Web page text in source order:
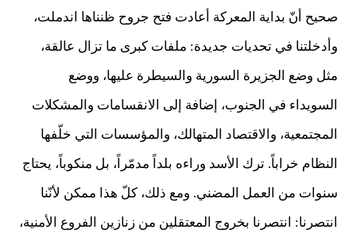
صحيح أنّ بداية المعركة أعادت فتح جروح ظنناها اندملت،
وأدخلتنا في تحديات جديدة: ملفات كبرى ما تزال عالقة،
مثل وضع الجزيرة السورية والسيطرة عليها، ووضع
السويداء في الجنوب، إضافة إلى الانقسامات والمشكلات
المجتمعية، والاقتصاد المتهالك، والمؤسسات التي خلّفها
النظام خراباً. ترك الأسد وراءه بلداً مدمّراً، بل منكوباً، يحتاج
سنوات من العمل المضني. ومع ذلك، كلّ هذا ممكن لأنّنا
انتصرنا: انتصرنا بخروج المعتقلين من زنازين الفروع الأمنية،